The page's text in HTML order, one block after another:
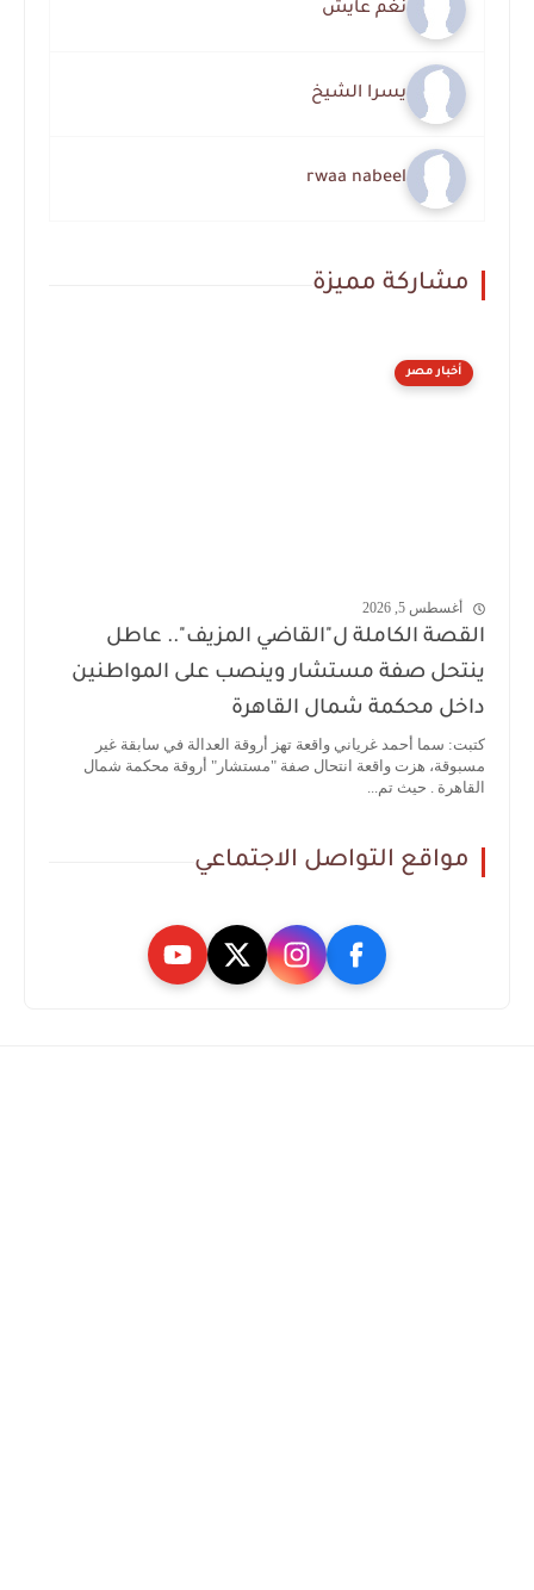
نغم عايش
يسرا الشيخ
rwaa nabeel
مشاركة مميزة
أخبار مصر
أغسطس 5, 2026
القصة الكاملة ل"القاضي المزيف".. عاطل
ينتحل صفة مستشار وينصب على المواطنين
داخل محكمة شمال القاهرة
كتبت: سما أحمد غرياني واقعة تهز أروقة العدالة في سابقة غير
مسبوقة، هزت واقعة انتحال صفة "مستشار" أروقة محكمة شمال
القاهرة . حيث تم...
مواقع التواصل الاجتماعي